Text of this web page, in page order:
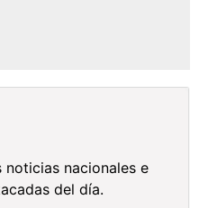
noticias nacionales e
del día.